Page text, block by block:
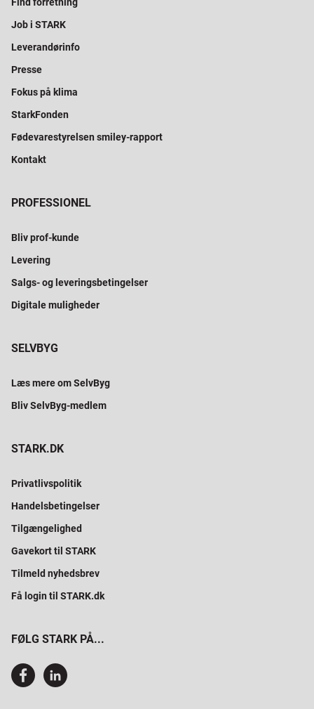
Find forretning
Job i STARK
Leverandørinfo
Presse
Fokus på klima
StarkFonden
Fødevarestyrelsen smiley-rapport
Kontakt
PROFESSIONEL
Bliv prof-kunde
Levering
Salgs- og leveringsbetingelser
Digitale muligheder
SELVBYG
Læs mere om SelvByg
Bliv SelvByg-medlem
STARK.DK
Privatlivspolitik
Handelsbetingelser
Tilgængelighed
Gavekort til STARK
Tilmeld nyhedsbrev
Få login til STARK.dk
FØLG STARK PÅ...